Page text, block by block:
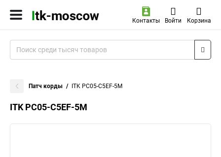
Контакты Войти Корзина
Патч корды ITK PC05-C5EF-5M
ITK PC05-C5EF-5M